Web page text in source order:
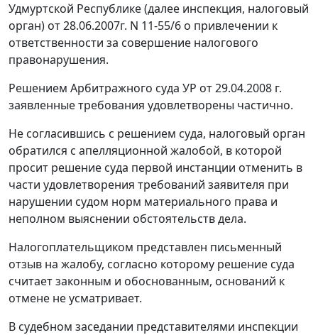
Удмуртской Республике (далее инспекция, налоговый
орган) от 28.06.2007г. N 11-55/6 о привлечении к
ответственности за совершение налогового
правонарушения.
Решением Арбитражного суда УР от 29.04.2008 г.
заявленные требования удовлетворены частично.
Не согласившись с решением суда, налоговый орган
обратился с апелляционной жалобой, в которой
просит решение суда первой инстанции отменить в
части удовлетворения требований заявителя при
нарушении судом норм материального права и
неполном выяснении обстоятельств дела.
Налогоплательщиком представлен письменный
отзыв на жалобу, согласно которому решение суда
считает законным и обоснованным, оснований к
отмене не усматривает.
В судебном заседании представителями инспекции